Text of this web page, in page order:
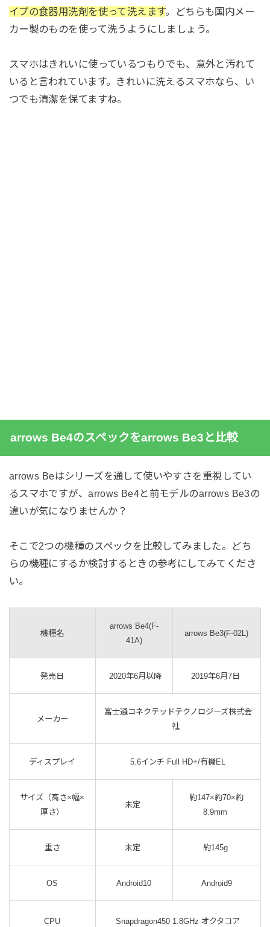
イプの食器用洗剤を使って洗えます。どちらも国内メー
カー製のものを使って洗うようにしましょう。
スマホはきれいに使っているつもりでも、意外と汚れて
いると言われています。きれいに洗えるスマホなら、い
つでも清潔を保てますね。
arrows Be4のスペックをarrows Be3と比較
arrows Beはシリーズを通して使いやすさを重視してい
るスマホですが、arrows Be4と前モデルのarrows Be3の
違いが気になりませんか？
そこで2つの機種のスペックを比較してみました。どち
らの機種にするか検討するときの参考にしてみてくださ
い。
機種名
arrows Be4(F-
41A)
arrows Be3(F-02L)
発売日 2020年6月以降 2019年6月7日
メーカー
富士通コネクテッドテクノロジーズ株式会
社
ディスプレイ 5.6インチ Full HD+/有機EL
サイズ（高さ×幅×
厚さ）
未定
約147×約70×約
8.9mm
重さ 未定 約145g
OS Android10 Android9
CPU Snapdragon450 1.8GHz オクタコア